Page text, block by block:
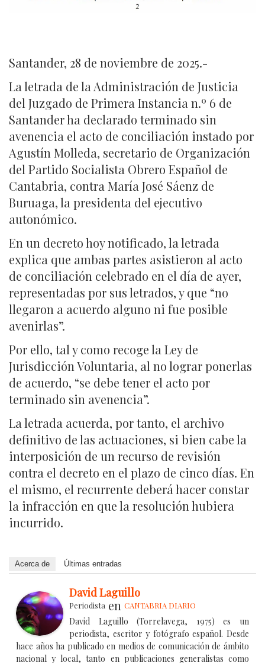
Santander, 28 de noviembre de 2025.-
La letrada de la Administración de Justicia
del Juzgado de Primera Instancia n.º 6 de
Santander ha declarado terminado sin
avenencia el acto de conciliación instado por
Agustín Molleda, secretario de Organización
del Partido Socialista Obrero Español de
Cantabria, contra María José Sáenz de
Buruaga, la presidenta del ejecutivo
autonómico.
En un decreto hoy notificado, la letrada
explica que ambas partes asistieron al acto
de conciliación celebrado en el día de ayer,
representadas por sus letrados, y que “no
llegaron a acuerdo alguno ni fue posible
avenirlas”.
Por ello, tal y como recoge la Ley de
Jurisdicción Voluntaria, al no lograr ponerlas
de acuerdo, “se debe tener el acto por
terminado sin avenencia”.
La letrada acuerda, por tanto, el archivo
definitivo de las actuaciones, si bien cabe la
interposición de un recurso de revisión
contra el decreto en el plazo de cinco días. En
el mismo, el recurrente deberá hacer constar
la infracción en que la resolución hubiera
incurrido.
Acerca de Últimas entradas
David Laguillo
Periodista en CANTABRIA DIARIO
David Laguillo (Torrelavega, 1975) es un
periodista, escritor y fotógrafo español. Desde
hace años ha publicado en medios de comunicación de ámbito
nacional y local, tanto en publicaciones generalistas como